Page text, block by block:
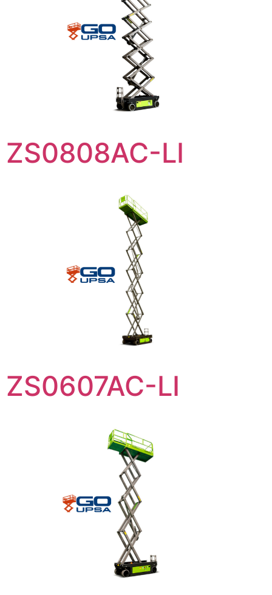
ZS0808AC-LI
ZS0607AC-LI